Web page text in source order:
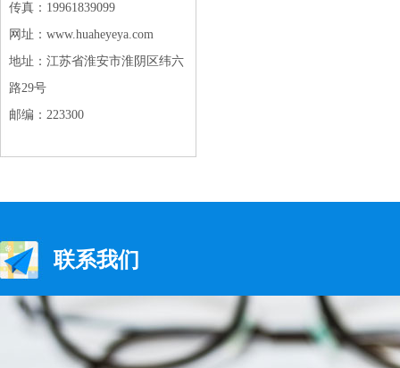
传真：19961839099
网址：www.huaheyeya.com
地址：江苏省淮安市淮阴区纬六
路29号
邮编：223300
联系我们